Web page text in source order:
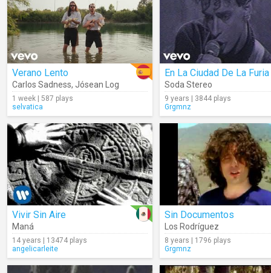
Verano Lento
Carlos Sadness, Jósean Log
1 week | 587 plays
selvatica
En La Ciudad De La Furia
Soda Stereo
9 years | 3844 plays
Grgmnz
Vivir Sin Aire
Maná
14 years | 13474 plays
angelicarleite
Sin Documentos
Los Rodríguez
8 years | 1796 plays
Grgmnz